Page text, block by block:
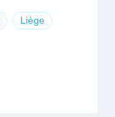
Liège